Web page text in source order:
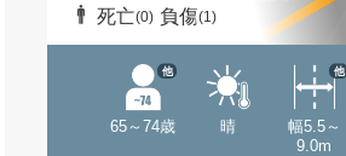
死亡(0) 負傷(1)
65～74歳
他
晴
幅5.5～
9.0m
他